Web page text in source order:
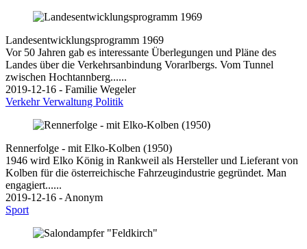
Landesentwicklungsprogramm 1969
Vor 50 Jahren gab es interessante Überlegungen und Pläne des
Landes über die Verkehrsanbindung Vorarlbergs. Vom Tunnel
zwischen Hochtannberg......
2019-12-16 - Familie Wegeler
VerkehrVerwaltung Politik
Rennerfolge - mit Elko-Kolben (1950)
1946 wird Elko König in Rankweil als Hersteller und Lieferant von
Kolben für die österreichische Fahrzeugindustrie gegründet. Man
engagiert......
2019-12-16 - Anonym
Sport